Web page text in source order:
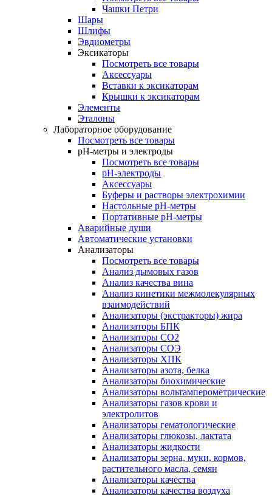
Чашки Петри
Шары
Шлифы
Эвдиометры
Эксикаторы
Посмотреть все товары
Аксессуары
Вставки к эксикаторам
Крышки к эксикаторам
Элементы
Эталоны
Лабораторное оборудование
Посмотреть все товары
pH-метры и электроды
Посмотреть все товары
pH-электроды
Аксессуары
Буферы и растворы электрохимии
Настольные рН-метры
Портативные рН-метры
Аварийные души
Автоматические установки
Анализаторы
Посмотреть все товары
Анализ дымовых газов
Анализ качества вина
Анализ кинетики межмолекулярных
взаимодействий
Анализаторы (экстракторы) жира
Анализаторы БПК
Анализаторы СО2
Анализаторы СОЭ
Анализаторы ХПК
Анализаторы азота, белка
Анализаторы биохимические
Анализаторы вольтамперометрические
Анализаторы газов крови и
электролитов
Анализаторы гематологические
Анализаторы глюкозы, лактата
Анализаторы жидкости
Анализаторы зерна, муки, кормов,
растительного масла, семян
Анализаторы качества
Анализаторы качества воздуха